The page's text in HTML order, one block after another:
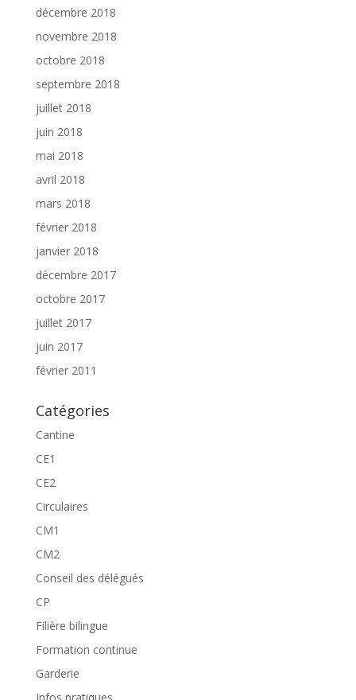
décembre 2018
novembre 2018
octobre 2018
septembre 2018
juillet 2018
juin 2018
mai 2018
avril 2018
mars 2018
février 2018
janvier 2018
décembre 2017
octobre 2017
juillet 2017
juin 2017
février 2011
Catégories
Cantine
CE1
CE2
Circulaires
CM1
CM2
Conseil des délégués
CP
Filière bilingue
Formation continue
Garderie